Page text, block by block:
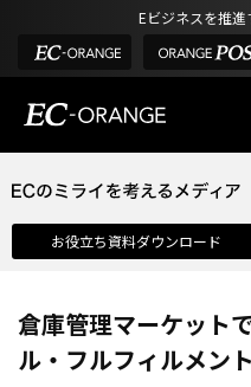
Eビジネスを推進
選ばれる理由
課題解決例
機能一覧
お役立ち資料ダウンロード
倉庫管理マーケット
ル・フルフィルメント